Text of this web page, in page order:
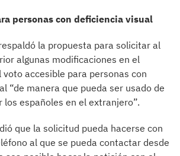
personas con deficiencia visual
la propuesta para solicitar al
algunas modificaciones en el
accesible para personas con
“de manera que pueda ser usado de
españoles en el extranjero”.
que la solicitud pueda hacerse con
al que se pueda contactar desde